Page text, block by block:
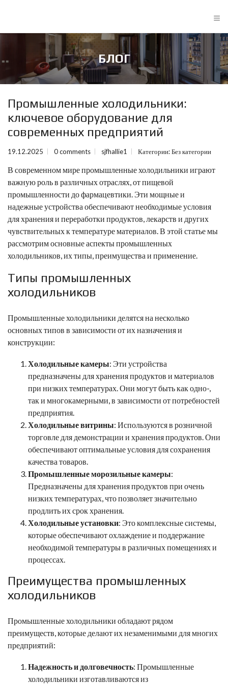
≡
БЛОГ
Промышленные холодильники:
ключевое оборудование для
современных предприятий
19.12.2025 0 comments sjfhallie1 Категории:Без категории
В современном мире промышленные холодильники играют
важную роль в различных отраслях, от пищевой
промышленности до фармацевтики. Эти мощные и
надежные устройства обеспечивают необходимые условия
для хранения и переработки продуктов, лекарств и других
чувствительных к температуре материалов. В этой статье мы
рассмотрим основные аспекты промышленных
холодильников, их типы, преимущества и применение.
Типы промышленных
холодильников
Промышленные холодильники делятся на несколько
основных типов в зависимости от их назначения и
конструкции:
Холодильные камеры: Эти устройства
предназначены для хранения продуктов и материалов
при низких температурах. Они могут быть как одно-,
так и многокамерными, в зависимости от потребностей
предприятия.
Холодильные витрины: Используются в розничной
торговле для демонстрации и хранения продуктов. Они
обеспечивают оптимальные условия для сохранения
качества товаров.
Промышленные морозильные камеры:
Предназначены для хранения продуктов при очень
низких температурах, что позволяет значительно
продлить их срок хранения.
Холодильные установки: Это комплексные системы,
которые обеспечивают охлаждение и поддержание
необходимой температуры в различных помещениях и
процессах.
Преимущества промышленных
холодильников
Промышленные холодильники обладают рядом
преимуществ, которые делают их незаменимыми для многих
предприятий:
Надежность и долговечность: Промышленные
холодильники изготавливаются из